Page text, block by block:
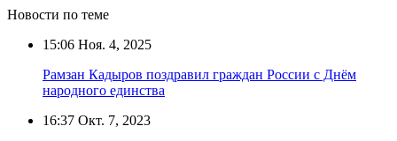
Новости по теме
15:06 Ноя. 4, 2025
Рамзан Кадыров поздравил граждан России с Днём
народного единства
16:37 Окт. 7, 2023